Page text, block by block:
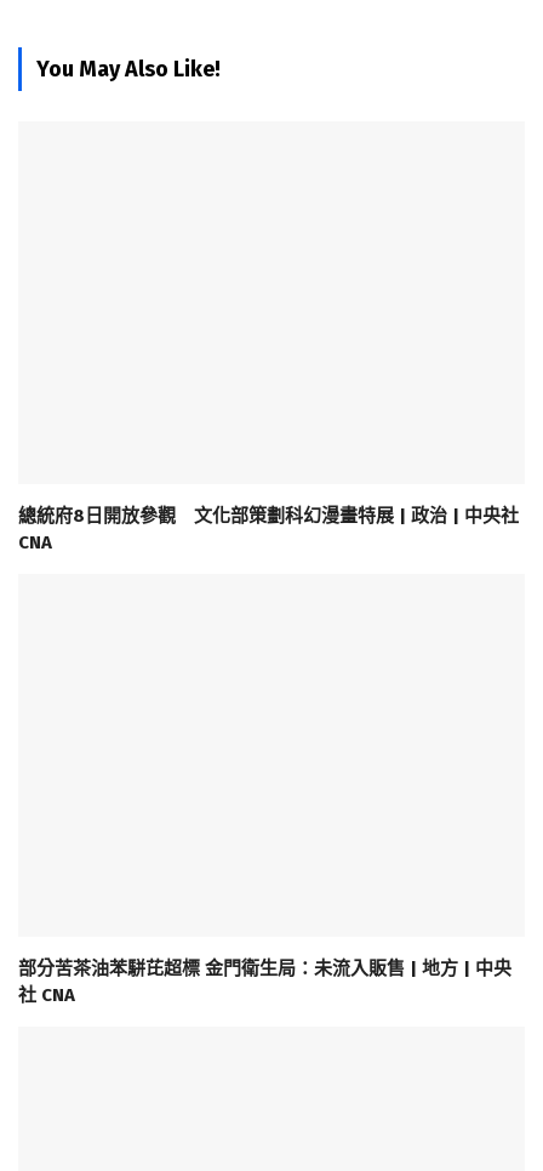
You May Also Like!
總統府8日開放參觀 文化部策劃科幻漫畫特展 | 政治 | 中央社
CNA
部分苦茶油苯駢芘超標 金門衛生局：未流入販售 | 地方 | 中央
社 CNA